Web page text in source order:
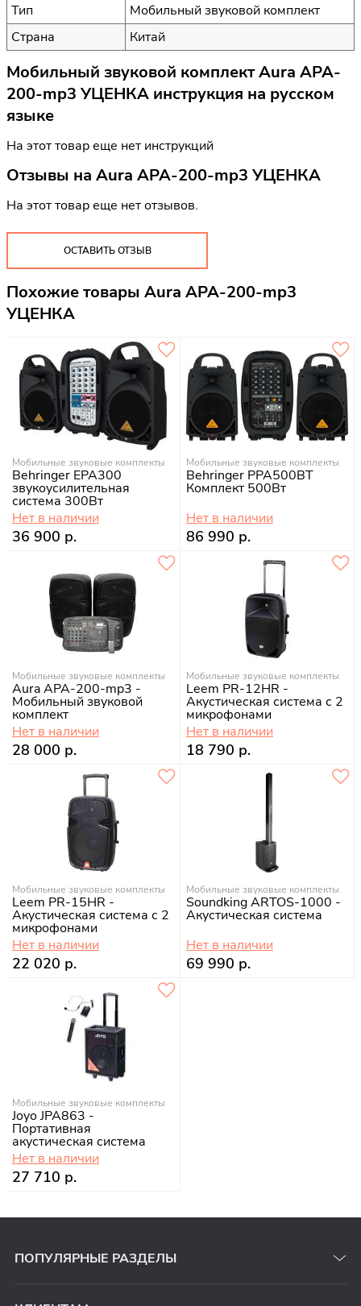
Тип
Мобильный звуковой комплект
Страна
Китай
Мобильный звуковой комплект Aura APA-
200-mp3 УЦЕНКА инструкция на русском
языке
На этот товар еще нет инструкций
Отзывы на Aura APA-200-mp3 УЦЕНКА
На этот товар еще нет отзывов.
ОСТАВИТЬ ОТЗЫВ
Похожие товары Aura APA-200-mp3
УЦЕНКА
Мобильные звуковые комплекты
Behringer EPA300
звукоусилительная
система 300Вт
Нет в наличии
36 900 р.
Мобильные звуковые комплекты
Behringer PPA500BT
Комплект 500Вт
Нет в наличии
86 990 р.
Мобильные звуковые комплекты
Aura APA-200-mp3 -
Мобильный звуковой
комплект
Нет в наличии
28 000 р.
Мобильные звуковые комплекты
Leem PR-12HR -
Акустическая система с 2
микрофонами
Нет в наличии
18 790 р.
Мобильные звуковые комплекты
Leem PR-15HR -
Акустическая система с 2
микрофонами
Нет в наличии
22 020 р.
Мобильные звуковые комплекты
Soundking ARTOS-1000 -
Акустическая система
Нет в наличии
69 990 р.
Мобильные звуковые комплекты
Joyo JPA863 -
Портативная
акустическая система
Нет в наличии
27 710 р.
ПОПУЛЯРНЫЕ РАЗДЕЛЫ